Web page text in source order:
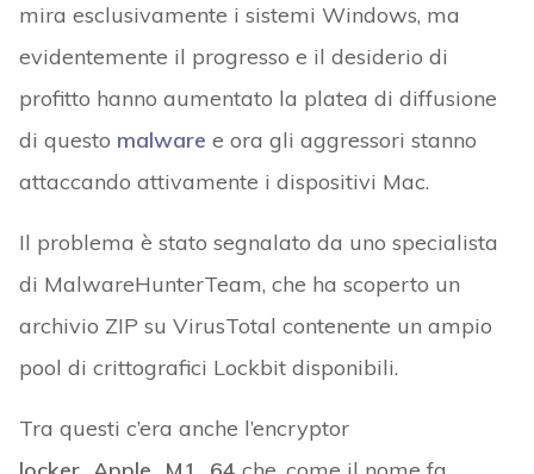
mira esclusivamente i sistemi Windows, ma
evidentemente il progresso e il desiderio di
profitto hanno aumentato la platea di diffusione
di questo malware e ora gli aggressori stanno
attaccando attivamente i dispositivi Mac.
Il problema è stato segnalato da uno specialista
di MalwareHunterTeam, che ha scoperto un
archivio ZIP su VirusTotal contenente un ampio
pool di crittografici Lockbit disponibili.
Tra questi c’era anche l’encryptor